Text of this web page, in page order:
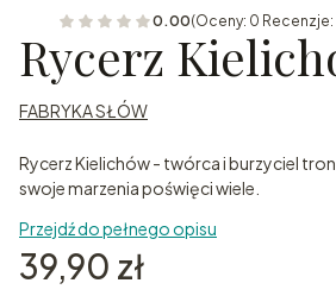
0.00(Oceny: 0 Recenzje:
Rycerz
FABRYKA SŁÓW
Rycerz Kielichów - twórca i burzyciel
swoje marzenia poświęci wiele.
Przejdź do pełnego opisu
Cena
39,90 zł